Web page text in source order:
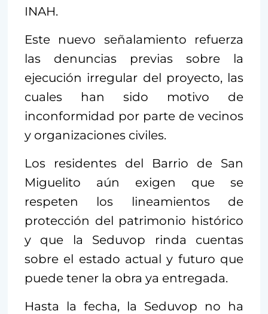
INAH.
Este nuevo señalamiento refuerza
las denuncias previas sobre la
ejecución irregular del proyecto, las
cuales han sido motivo de
inconformidad por parte de vecinos
y organizaciones civiles.
Los residentes del Barrio de San
Miguelito aún exigen que se
respeten los lineamientos de
protección del patrimonio histórico
y que la Seduvop rinda cuentas
sobre el estado actual y futuro que
puede tener la obra ya entregada.
Hasta la fecha, la Seduvop no ha